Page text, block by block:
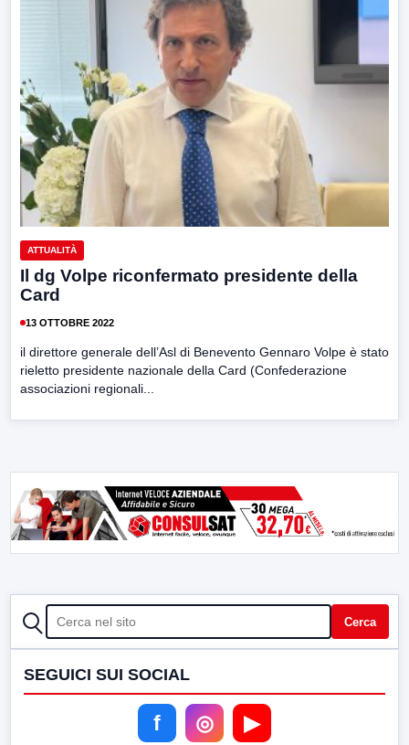
ATTUALITÀ
Il dg Volpe riconfermato presidente della
Card
13 OTTOBRE 2022
il direttore generale dell’Asl di Benevento Gennaro Volpe è stato
rieletto presidente nazionale della Card (Confederazione
associazioni regionali...
CERCA Cerca
SEGUICI SUI SOCIAL
f ◎ ▶